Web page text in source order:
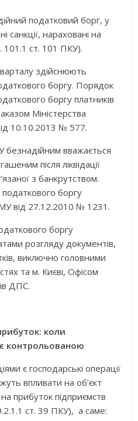
податковий борг, у
санкції, нараховані на
101.1 ст. 101 ПКУ).
здійснюють
боргу. Порядок
боргу платників
Міністерства
10.10.2013 № 577.
безнадійним вважається
після ліквідації
з банкрутством.
боргу
від 27.12.2010 № 1231.
боргу
розгляду документів,
виключно головними
та м. Києві, Офісом
ДПС.
коли
контрольованою
є господарські операції
впливати на об’єкт
прибуток підприємств
ст. 39 ПКУ), а саме: